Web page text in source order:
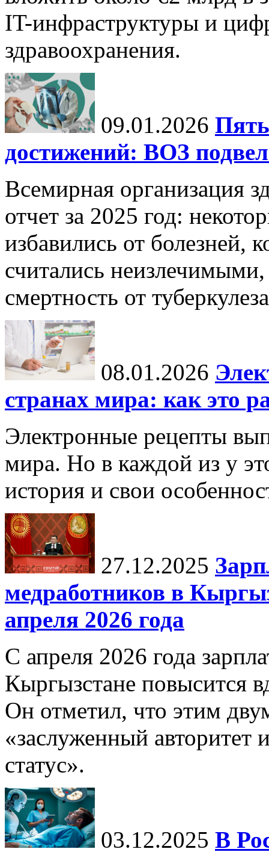
IT-инфраструктуры и
здравоохранения.
09.01.2026
достижений: ВОЗ
Всемирная организация
отчет за 2025 год:
избавились от болезней,
считались неизлечимыми,
смертность от
08.01.2026
странах мира: как это
Электронные рецепты
мира. Но в каждой из у
история и свои
27.12.2025
медработников в
апреля 2026 года
С апреля 2026 года
Кыргызстане повысится
Он отметил, что этим
«заслуженный
статус».
03.12.2025 В